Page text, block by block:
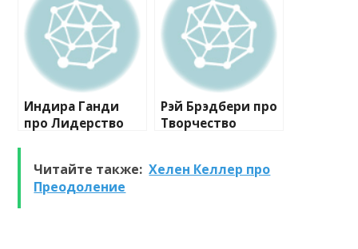
Индира Ганди
про Лидерство
Рэй Брэдбери про
Творчество
Читайте также: Хелен Келлер про
Преодоление